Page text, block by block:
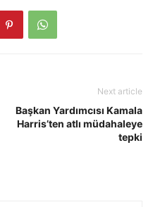
Next article
Başkan Yardımcısı Kamala
Harris’ten atlı müdahaleye
tepki